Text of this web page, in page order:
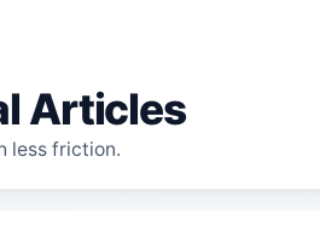
Articles
less friction.